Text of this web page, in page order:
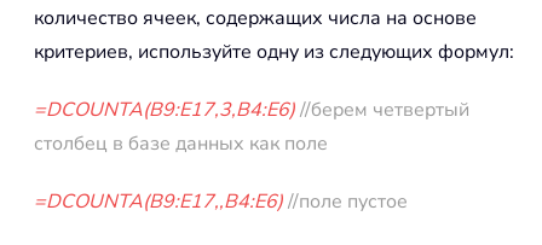
количество ячеек, содержащих числа на основе
критериев, используйте одну из следующих формул:
=DCOUNTA(B9:E17,3,B4:E6)//берем четвертый
столбец в базе данных как поле
=DCOUNTA(B9:E17,,B4:E6)//поле пустое